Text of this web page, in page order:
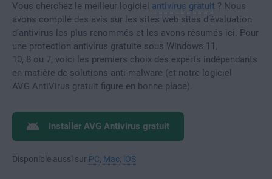
Vous cherchez le meilleur logiciel antivirus gratuit ? Nous
avons compilé des avis sur les sites web sites d’évaluation
d’antivirus les plus renommés et les avons résumés ici. Pour
une protection antivirus gratuite sous Windows 11,
10, 8 ou 7, voici les premiers choix des experts indépendants
en matière de solutions anti-malware (et notre logiciel
AVG AntiVirus gratuit figure en bonne place).
Installer AVG Antivirus gratuit
Disponible aussi sur PC Mac iOS